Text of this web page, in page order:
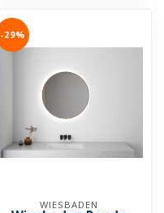
-29%
WIESBADEN